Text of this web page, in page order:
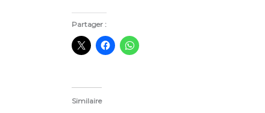
Partager :
Similaire